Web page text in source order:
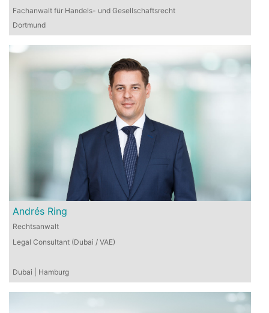
Fachanwalt für Handels- und Gesellschaftsrecht
Dortmund
Andrés Ring
Rechtsanwalt
Legal Consultant (Dubai / VAE)
Dubai | Hamburg